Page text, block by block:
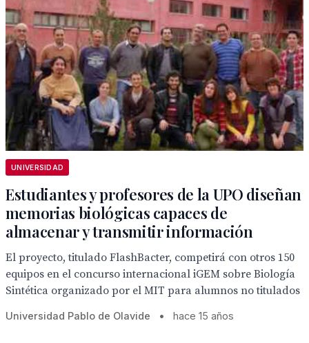
UNIVERSIDAD
Estudiantes y profesores de la UPO diseñan
memorias biológicas capaces de
almacenar y transmitir información
El proyecto, titulado FlashBacter, competirá con otros 150
equipos en el concurso internacional iGEM sobre Biología
Sintética organizado por el MIT para alumnos no titulados
Universidad Pablo de Olavide • hace 15 años